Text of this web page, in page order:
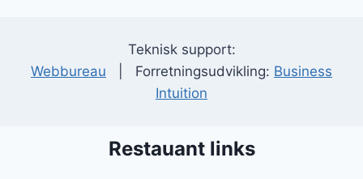
Teknisk support:
Webbureau | Forretningsudvikling: Business
Intuition
Restauant links